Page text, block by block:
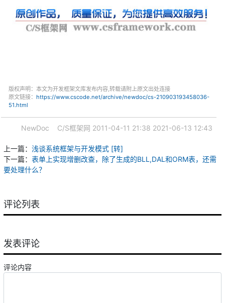
版权声明：本文为开发框架文库发布内容,转载请附上原文出处连接
原文链接： https://www.cscode.net/archive/newdoc/cs-210903193458036-
51.html
NewDoc C/S框架网 2011-04-11 21:38 2021-06-13 12:43
上一篇： 浅谈系统框架与开发模式 [转]
下一篇： 表单上实现增删改查，除了生成的BLL,DAL和ORM表，还需
要处理什么？
评论列表
发表评论
评论内容